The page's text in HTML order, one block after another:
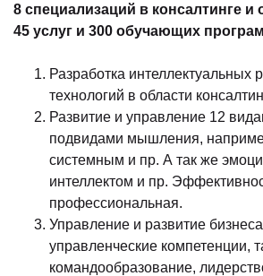
8 специализаций в консалтинге и
45 услуг и 300 обучающих
Разработка интеллектуальных
технологий в области
Развитие и управление 12
подвидами мышления,
системным и пр. А так же
интеллектом и пр.
профессиональная.
Управление и развитие
управленческие компетенции,
командообразование,